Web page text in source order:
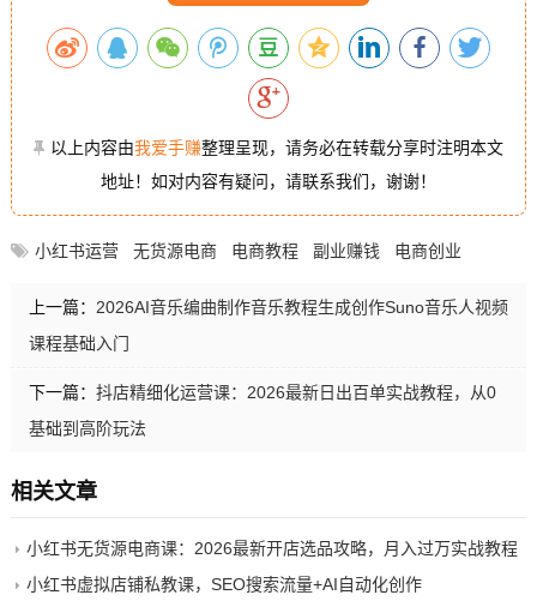
以上内容由我爱手赚整理呈现，请务必在转载分享时注明本文
地址！如对内容有疑问，请联系我们，谢谢！
小红书运营 无货源电商 电商教程 副业赚钱 电商创业
上一篇： 2026AI音乐编曲制作音乐教程生成创作Suno音乐人视频
课程基础入门
下一篇： 抖店精细化运营课：2026最新日出百单实战教程，从0
基础到高阶玩法
相关文章
小红书无货源电商课：2026最新开店选品攻略，月入过万实战教程
小红书虚拟店铺私教课，SEO搜索流量+AI自动化创作